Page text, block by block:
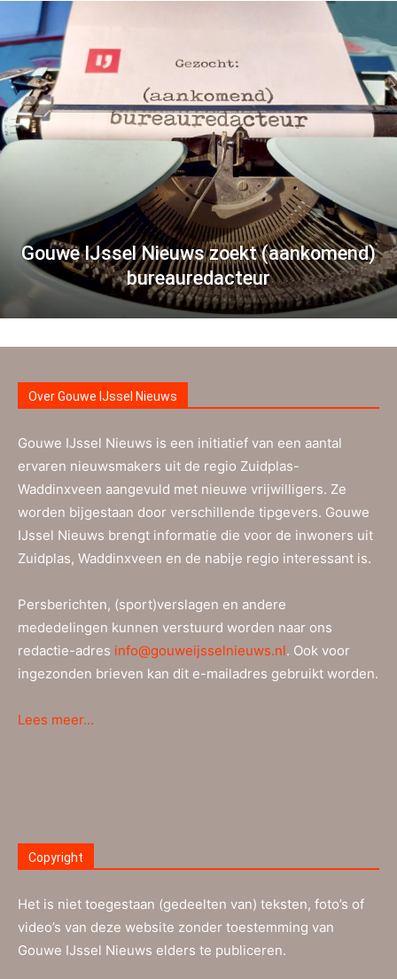
Gouwe IJssel Nieuws zoekt (aankomend)
bureauredacteur
Over Gouwe IJssel Nieuws
Gouwe IJssel Nieuws is een initiatief van een aantal
ervaren nieuwsmakers uit de regio Zuidplas-
Waddinxveen aangevuld met nieuwe vrijwilligers. Ze
worden bijgestaan door verschillende tipgevers. Gouwe
IJssel Nieuws brengt informatie die voor de inwoners uit
Zuidplas, Waddinxveen en de nabije regio interessant is.
Persberichten, (sport)verslagen en andere
mededelingen kunnen verstuurd worden naar ons
redactie-adres info@gouweijsselnieuws.nl. Ook voor
ingezonden brieven kan dit e-mailadres gebruikt worden.
Lees meer…
Copyright
Het is niet toegestaan (gedeelten van) teksten, foto’s of
video’s van deze website zonder toestemming van
Gouwe IJssel Nieuws elders te publiceren.